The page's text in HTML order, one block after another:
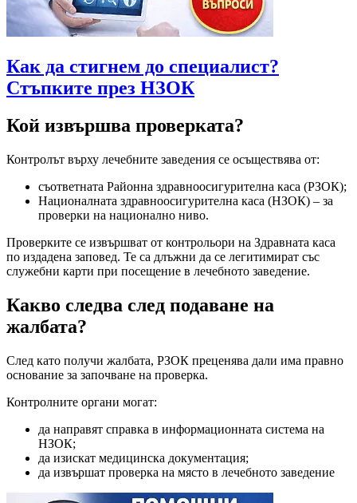
Как да стигнем до специалист?
Стъпките през НЗОК
Кой извършва проверката?
Контролът върху лечебните заведения се осъществява от:
съответната Районна здравноосигурителна каса (РЗОК);
Националната здравноосигурителна каса (НЗОК) – за
проверки на национално ниво.
Проверките се извършват от контрольори на Здравната каса
по издадена заповед. Те са длъжни да се легитимират със
служебни карти при посещение в лечебното заведение.
Какво следва след подаване на
жалбата?
След като получи жалбата, РЗОК преценява дали има правно
основание за започване на проверка.
Контролните органи могат:
да направят справка в информационната система на
НЗОК;
да изискат медицинска документация;
да извършат проверка на място в лечебното заведение